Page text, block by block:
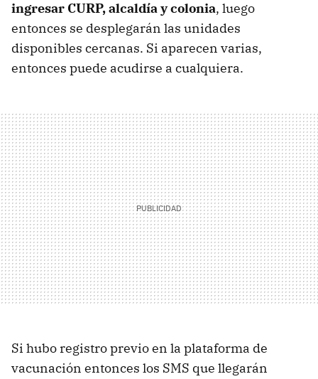
ingresar CURP, alcaldía y colonia, luego
entonces se desplegarán las unidades
disponibles cercanas. Si aparecen varias,
entonces puede acudirse a cualquiera.
Si hubo registro previo en la plataforma de
vacunación entonces los SMS que llegarán